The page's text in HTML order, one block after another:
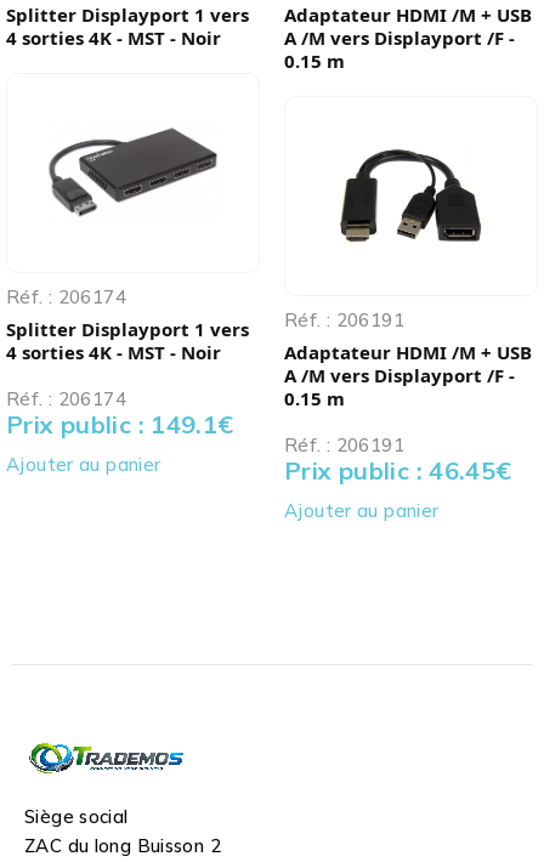
Splitter Displayport 1 vers
4 sorties 4K - MST - Noir
Réf. : 206174
Splitter Displayport 1 vers
4 sorties 4K - MST - Noir
Réf. : 206174
Prix public : 149.1€
Ajouter au panier
Adaptateur HDMI /M + USB
A /M vers Displayport /F -
0.15 m
Réf. : 206191
Adaptateur HDMI /M + USB
A /M vers Displayport /F -
0.15 m
Réf. : 206191
Prix public : 46.45€
Ajouter au panier
Siège social
ZAC du long Buisson 2